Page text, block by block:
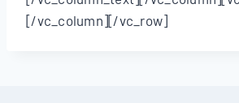
[/vc_column][/vc_row]